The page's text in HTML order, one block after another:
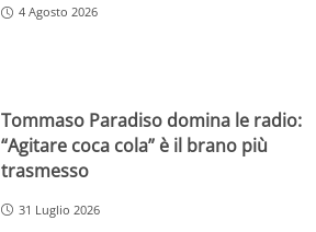
4 Agosto 2026
Tommaso Paradiso domina le radio:
“Agitare coca cola” è il brano più
trasmesso
31 Luglio 2026